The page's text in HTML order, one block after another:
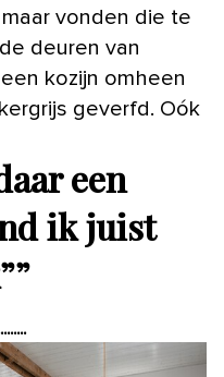
vonden die te
deuren van
kozijn omheen
geverfd. Oók
een
ik juist
”